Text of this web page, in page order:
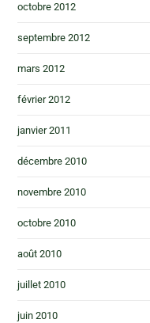
octobre 2012
septembre 2012
mars 2012
février 2012
janvier 2011
décembre 2010
novembre 2010
octobre 2010
août 2010
juillet 2010
juin 2010